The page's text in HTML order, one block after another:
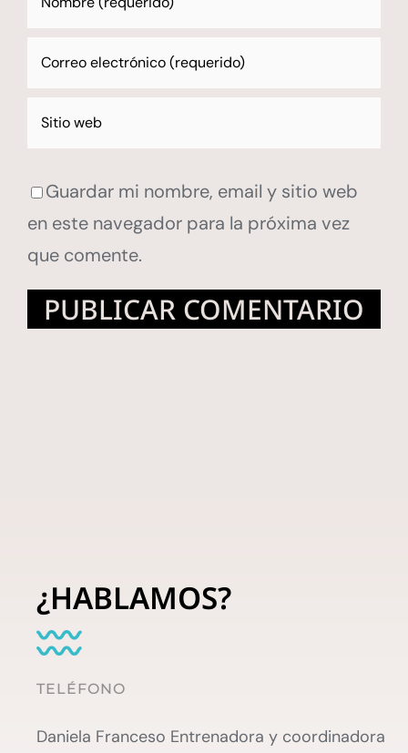
Guardar mi nombre, email y sitio web
en este navegador para la próxima vez
que comente.
¿HABLAMOS?
TELÉFONO
Daniela Franceso Entrenadora y coordinadora